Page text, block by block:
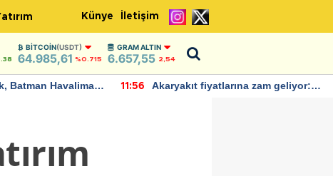
Künye İletişim
BITCOIN(USDT)
64.985,61 %0.715
GRAM ALTIN
6.657,55 2,54
Batman Havalimanı
11:56
Akaryakıt fiyatlarına zam geliyor: